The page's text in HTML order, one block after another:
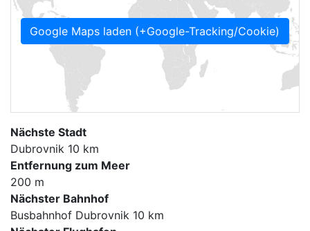
Google Maps laden (+Google-Tracking/Cookie)
Nächste Stadt
Dubrovnik 10 km
Entfernung zum Meer
200 m
Nächster Bahnhof
Busbahnhof Dubrovnik 10 km